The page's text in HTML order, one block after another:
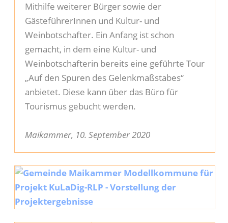
Mithilfe weiterer Bürger sowie der
GästeführerInnen und Kultur- und
Weinbotschafter. Ein Anfang ist schon
gemacht, in dem eine Kultur- und
Weinbotschafterin bereits eine geführte Tour
„Auf den Spuren des Gelenkmaßstabes“
anbietet. Diese kann über das Büro für
Tourismus gebucht werden.
Maikammer, 10. September 2020